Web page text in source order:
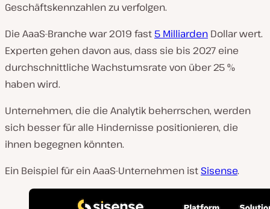
Geschäftskennzahlen zu verfolgen.
Die AaaS-Branche war 2019 fast 5 Milliarden Dollar wert.
Experten gehen davon aus, dass sie bis 2027 eine
durchschnittliche Wachstumsrate von über 25 %
haben wird.
Unternehmen, die die Analytik beherrschen, werden
sich besser für alle Hindernisse positionieren, die
ihnen begegnen könnten.
Ein Beispiel für ein AaaS-Unternehmen ist Sisense.